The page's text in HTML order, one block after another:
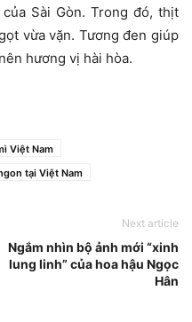
Sài Gòn. Trong đó, thịt
vừa vặn. Tương đen giúp
hương vị hài hòa.
Việt Nam
tại Việt Nam
Next article
Ngắm nhìn bộ ảnh mới “xinh
lung linh” của hoa hậu Ngọc
Hân